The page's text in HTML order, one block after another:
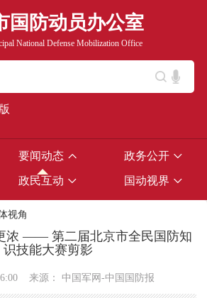
国防动员办公室
National Defense Mobilization Office
要闻动态 政务公开
政民互动 国动视界
视角
浓 —— 第二届北京市全民国防知
识技能大赛剪影
来源： 中国军网-中国国防报